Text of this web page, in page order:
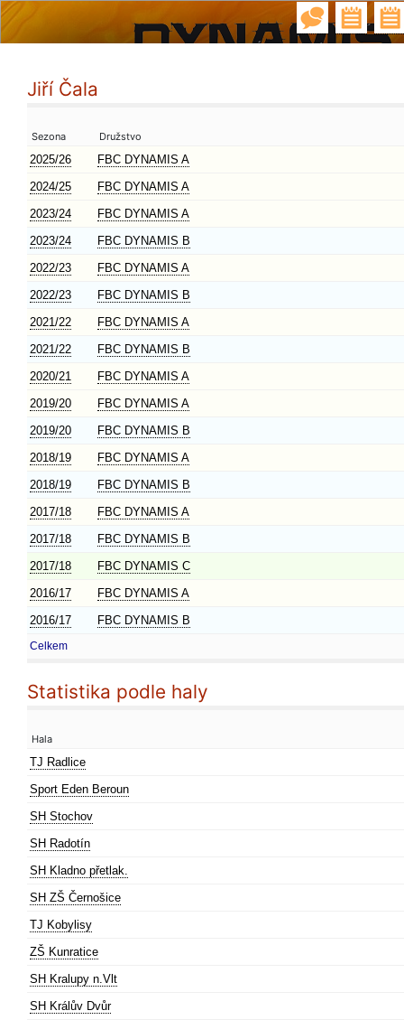
Jiří Čala
Sezona Družstvo
2025/26
FBC DYNAMIS A
2024/25
FBC DYNAMIS A
2023/24
FBC DYNAMIS A
2023/24
FBC DYNAMIS B
2022/23
FBC DYNAMIS A
2022/23
FBC DYNAMIS B
2021/22
FBC DYNAMIS A
2021/22
FBC DYNAMIS B
2020/21
FBC DYNAMIS A
2019/20
FBC DYNAMIS A
2019/20
FBC DYNAMIS B
2018/19
FBC DYNAMIS A
2018/19
FBC DYNAMIS B
2017/18
FBC DYNAMIS A
2017/18
FBC DYNAMIS B
2017/18
FBC DYNAMIS C
2016/17
FBC DYNAMIS A
2016/17
FBC DYNAMIS B
Celkem
Statistika podle haly
Hala
TJ Radlice
Sport Eden Beroun
SH Stochov
SH Radotín
SH Kladno přetlak.
SH ZŠ Černošice
TJ Kobylisy
ZŠ Kunratice
SH Kralupy n.Vlt
SH Králův Dvůr